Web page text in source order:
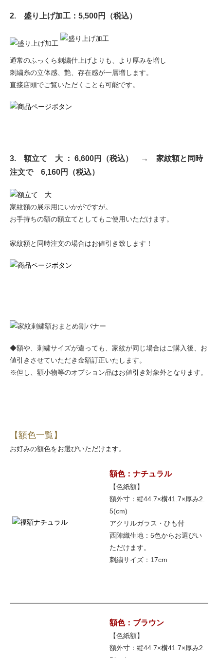
2. 盛り上げ加工：5,500円（税込）
通常のふっくら刺繍仕上げよりも、より厚みを増し
刺繍糸の立体感、艶、存在感が一層増します。
直接店頭でご覧いただくことも可能です。
3. 額立て 大 ： 6,600円（税込） → 家紋額と同時
注文で 6,160円（税込）
家紋額の展示用にいかがですが。
お手持ちの額の額立てとしてもご使用いただけます。
家紋額と同時注文の場合はお値引き致します！
◆額や、刺繍サイズが違っても、家紋が同じ場合はご購入後、お
値引きさせていただき金額訂正いたします。
※但し、額小物等のオプション品はお値引き対象外となります。
【額色一覧】
お好みの額色をお選びいただけます。
額色：ナチュラル
【色紙額】
額外寸：縦44.7×横41.7×厚み2.
5(cm)
アクリルガラス・ひも付
西陣織生地：5色からお選びい
ただけます。
刺繍サイズ：17cm
額色：ブラウン
【色紙額】
額外寸：縦44.7×横41.7×厚み2.